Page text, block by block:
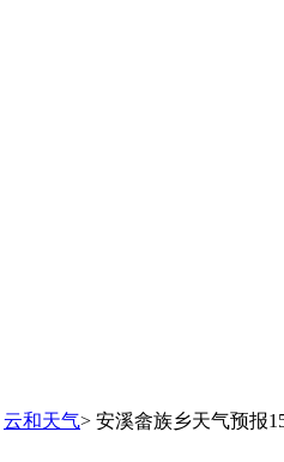
云和天气> 安溪畲族乡天气预报